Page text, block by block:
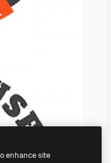
enhance site